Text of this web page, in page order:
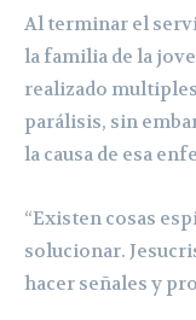
Al terminar el
la familia de la
realizado
parálisis, sin
la causa de esa
“Existen cosas
solucionar.
hacer señales y